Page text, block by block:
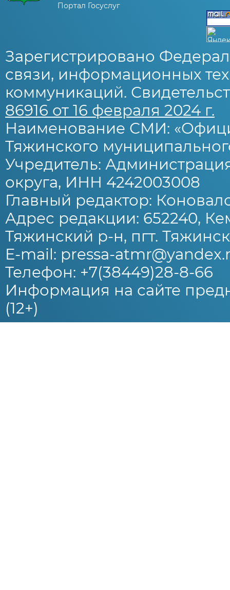
Портал Госуслуг
Зарегистрировано
связи, информационных
коммуникаций.
86916 от 16 февраля 2024 г.
Наименование СМИ:
Тяжинского
Учредитель:
округа, ИНН 4242003008
Главный редактор:
Адрес редакции: 652240,
Тяжинский р-н, пгт.
E-mail: pressa-
Телефон: +7(38449)28-8-66
Информация на сайте
(12+)